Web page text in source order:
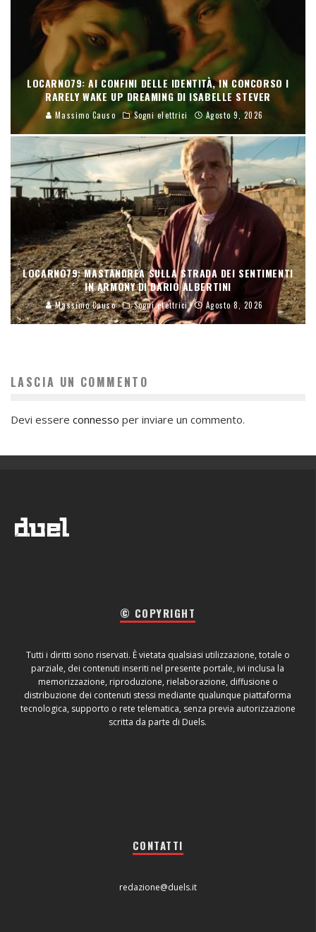
LOCARNO79: AI CONFINI DELLE IDENTITÀ, IN CONCORSO I
RARELY WAKE UP DREAMING DI ISABELLE STEVER
Massimo Causo Sogni elettrici Agosto 9, 2026
LOCARNO79: MASTANDREA SULLA STRADA DEI SENTIMENTI
IN ARMONY DI DARIO ALBERTINI
Massimo Causo Sogni elettrici Agosto 8, 2026
LASCIA UN COMMENTO
Devi essere connesso per inviare un commento.
© COPYRIGHT
Tutti i diritti sono riservati. È vietata qualsiasi utilizzazione, totale o
parziale, dei contenuti inseriti nel presente portale, ivi inclusa la
memorizzazione, riproduzione, rielaborazione, diffusione o
distribuzione dei contenuti stessi mediante qualunque piattaforma
tecnologica, supporto o rete telematica, senza previa autorizzazione
scritta da parte di Duels.
CONTATTI
redazione@duels.it